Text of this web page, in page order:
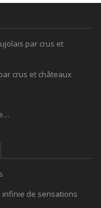
par crus et
crus et châteaux
infinie de sensations